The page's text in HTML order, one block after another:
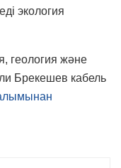
экология
геология және
Брекешев кабель